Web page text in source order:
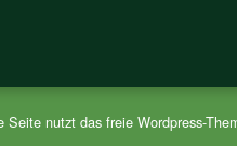
Seite nutzt das freie Wordpress-